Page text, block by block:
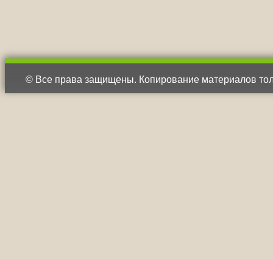
© Все права защищены. Копирование материалов